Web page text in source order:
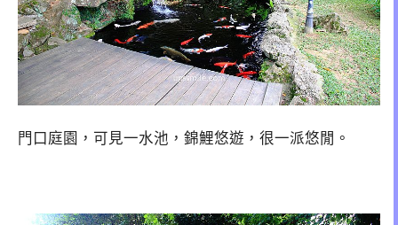
門口庭園，可見一水池，錦鯉悠遊，很一派悠閒。